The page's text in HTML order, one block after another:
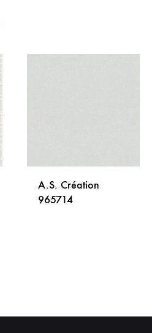
A.S. Création
965714